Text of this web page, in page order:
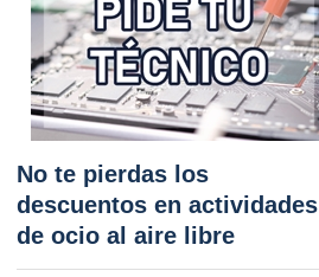
No te pierdas los
descuentos en actividades
de ocio al aire libre